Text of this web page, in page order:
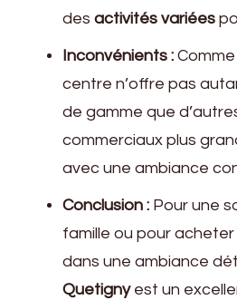
des activités variées
Inconvénients :
centre n’offre pas
de gamme que
commerciaux plus
avec une ambiance
Conclusion : Pour une
famille ou pour
dans une ambiance
Quetignyest un